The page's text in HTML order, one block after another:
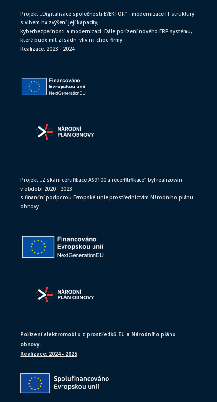
Projekt „Digitalizace společnosti EVEKTOR“ - modernizace IT struktury
s vlivem na zvýšení její kapacity,
kyberbezpečnosti a modernizaci. Dále pořízení nového ERP systému,
které bude mít zásadní vliv na chod firmy.
Realizace: 2023 - 2024
Projekt „Získání certifikace AS9100 a recerfitifikace“ byl realizován
v období 2020 - 2023
s finanční podporou Evropské unie prostřednictvím Národního plánu
obnovy.
Pořízení elektromobilu z prostředků EU a Národního plánu
obnovy.
Realizace: 2024 - 2025